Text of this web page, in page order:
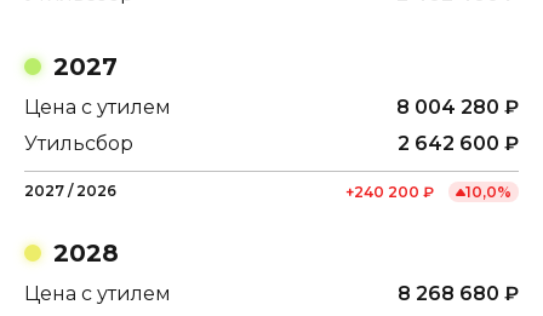
2027
Цена с утилем 8 004 280 ₽
Утильсбор
2 642 600 ₽
2027 / 2026 +240 200 ₽ 10,0%
2028
Цена с утилем 8 268 680 ₽